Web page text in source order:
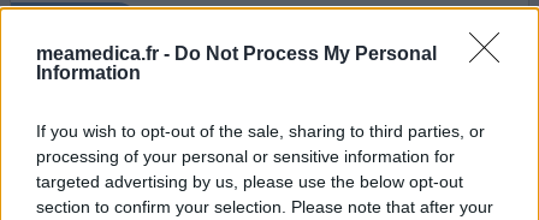
meamedica.fr - Do Not Process My Personal
Information
If you wish to opt-out of the sale, sharing to third parties, or
processing of your personal or sensitive information for
targeted advertising by us, please use the below opt-out
section to confirm your selection. Please note that after your
19/06/2012 | Homme | 79
dipyridamole
Mal aux dents